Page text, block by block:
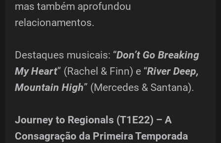
mas também aprofundou
relacionamentos.
Destaques musicais: “Don’t Go Breaking
My Heart” (Rachel & Finn) e “River Deep,
Mountain High” (Mercedes & Santana).
Journey to Regionals (T1E22) – A
Consagração da Primeira Temporada